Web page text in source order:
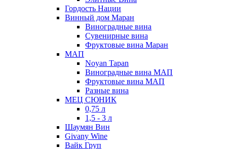
Гордость Нации
Винный дом Маран
Виноградные вина
Сувенирные вина
Фруктовые вина Маран
МАП
Noyan Tapan
Виноградные вина МАП
Фруктовые вина МАП
Разные вина
МЕЦ СЮНИК
0,75 л
1,5 - 3 л
Шаумян Вин
Givany Wine
Вайк Груп